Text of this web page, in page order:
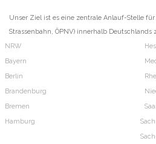
Unser Ziel ist es eine zentrale Anlauf-Stelle
Strassenbahn, ÖPNV) innerhalb Deutschlands
NRW
Bayern
Berlin
Brandenburg
Bremen
Hamburg